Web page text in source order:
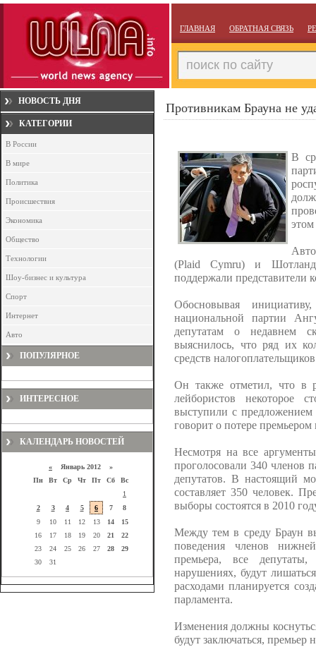
ГЛАВНАЯ ОБРАТНАЯ СВЯЗЬ
НОВОСТЬ ДНЯ
КАТЕГОРИИ
В России
В мире
Политика
Происшествия
Экономика
Общество
Технологии
Шоу-бизнес и культура
Спорт
Интернет
Авто
ПОПУЛЯРНОЕ
ИНТЕРЕСНОЕ
КАЛЕНДАРЬ НОВОСТЕЙ
« Январь 2012 »
Пн
Вт Ср Чт Пт Сб
Вс
1
2
3 4 5 6 7
8
9
10 11 12 13 14
15
16
17 18 19 20 21
22
23
24 25 26 27 28
29
30
31
Противникам Брауна не
В
(Plaid Cymru) и
поддержали представители
Обосновывая
национальной партии
депутатам о недавнем
выяснилось, что ряд их
средств
Он также отметил, что в
лейбористов некоторое
выступили с предложением
говорит о потере
Несмотря на все
проголосовали 340 членов
депутатов. В настоящий
составляет 350 человек.
выборы состоятся в 2010
Между тем в среду Браун
поведения членов
премьера, все
нарушениях, будут
расходами планируется
парламента.
Изменения должны
будут заключаться, премьер